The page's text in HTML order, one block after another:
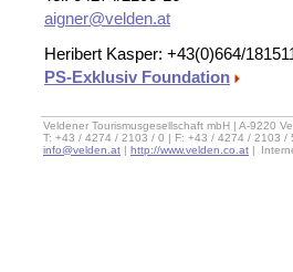
aigner@velden.at
Heribert Kasper: +43(0)664/
PS-Exklusiv Foundation
Veldener Tourismusgesellschaft mbH | A-9220
T: +43 / 4274 / 2103 / 0 | F: +43 / 4274 / 2103 /
info@velden.at | http://www.velden.co.at |